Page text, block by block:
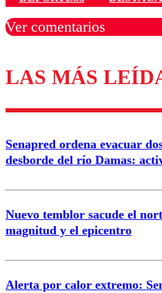
Ver comentarios
Los comentarios son
diálogo
Nombre
Correo
LAS MÁS
Senapred ordena evacuar
desborde del río Damas:
Nuevo temblor sacude el
magnitud y el epicentro
Alerta por calor extremo: